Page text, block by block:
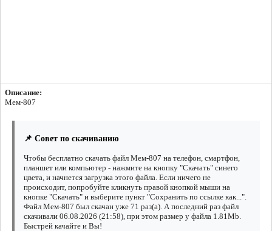
Описание:
Мем-807
📌 Совет по скачиванию
Чтобы бесплатно скачать файл Мем-807 на телефон, смартфон,
планшет или компьютер - нажмите на кнопку "Скачать" синего
цвета, и начнется загрузка этого файла. Если ничего не
происходит, попробуйте кликнуть правой кнопкой мыши на
кнопке "Скачать" и выберите пункт "Сохранить по ссылке как...".
Файл Мем-807 был скачан уже 71 раз(а). А последний раз файл
скачивали 06.08.2026 (21:58), при этом размер у файла 1.81Mb.
Быстрей качайте и Вы!